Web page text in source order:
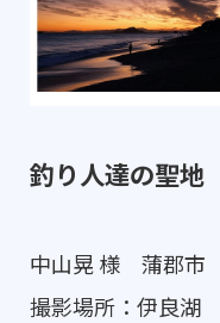
釣り人達の聖地
中山晃 様 蒲郡市
撮影場所：伊良湖